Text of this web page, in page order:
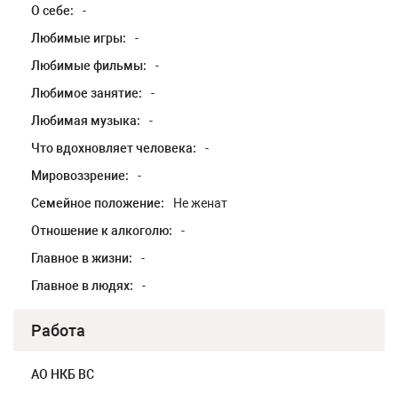
О себе:
-
Любимые игры:
-
Любимые фильмы:
-
Любимое занятие:
-
Любимая музыка:
-
Что вдохновляет человека:
-
Мировоззрение:
-
Семейное положение:
Не женат
Отношение к алкоголю:
-
Главное в жизни:
-
Главное в людях:
-
Работа
АО НКБ ВС